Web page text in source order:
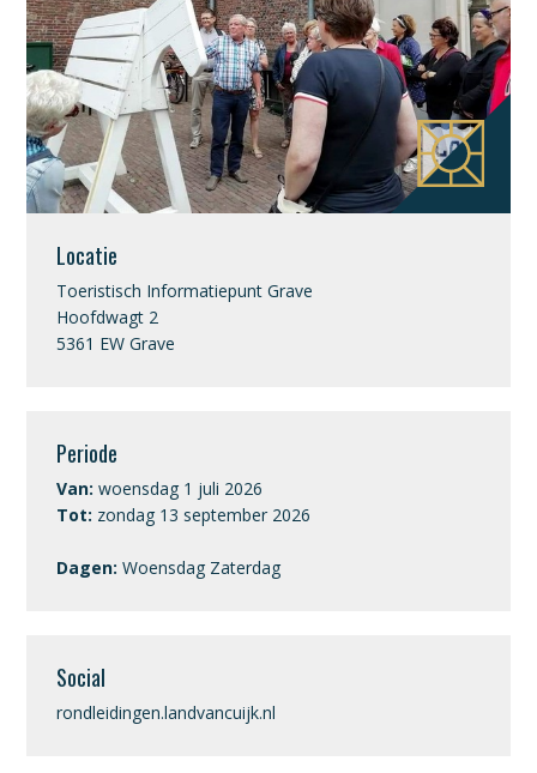
Locatie
Toeristisch Informatiepunt Grave
Hoofdwagt 2
5361 EW Grave
Periode
Van: woensdag 1 juli 2026
Tot: zondag 13 september 2026
Dagen: Woensdag Zaterdag
Social
rondleidingen.landvancuijk.nl